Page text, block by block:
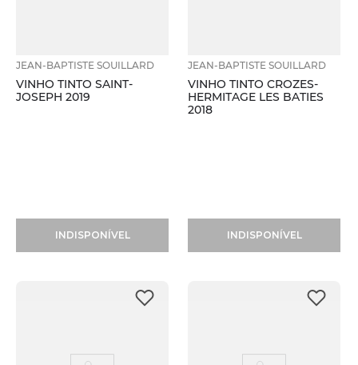
JEAN-BAPTISTE SOUILLARD
VINHO TINTO SAINT-
JOSEPH 2019
INDISPONÍVEL
JEAN-BAPTISTE SOUILLARD
VINHO TINTO CROZES-
HERMITAGE LES BATIES
2018
INDISPONÍVEL